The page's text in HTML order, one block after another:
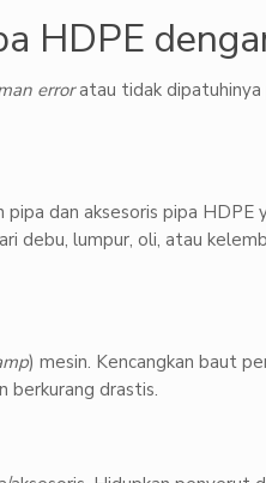
HDPE
erroratau tidak dipatuhinya
dan aksesoris pipa
debu, lumpur, oli, atau
) mesin. Kencangkan baut
berkurang drastis.